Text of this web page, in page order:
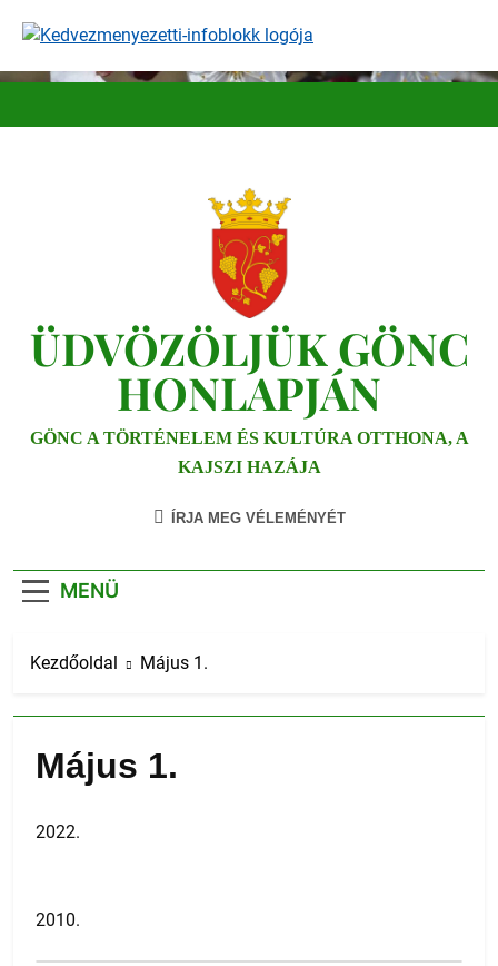
ÜDVÖZÖLJÜK GÖNC
HONLAPJÁN
GÖNC A TÖRTÉNELEM ÉS KULTÚRA OTTHONA, A
KAJSZI HAZÁJA
ÍRJA MEG VÉLEMÉNYÉT
MENÜ
Kezdőoldal Május 1.
Május 1.
2022.
2010.